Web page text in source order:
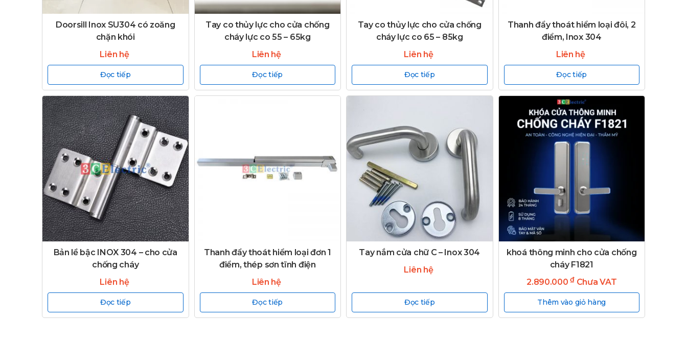
Doorsill Inox SU304 có zoăng
chặn khói
Liên hệ
Đọc tiếp
Tay co thủy lực cho cửa chống
cháy lực co 55 – 65kg
Liên hệ
Đọc tiếp
Tay co thủy lực cho cửa chống
cháy lực co 65 – 85kg
Liên hệ
Đọc tiếp
Thanh đẩy thoát hiểm loại đôi, 2
điểm, Inox 304
Liên hệ
Đọc tiếp
Bản lề bậc INOX 304 – cho cửa
chống cháy
Liên hệ
Đọc tiếp
Thanh đẩy thoát hiểm loại đơn 1
điểm, thép sơn tĩnh điện
Liên hệ
Đọc tiếp
Tay nắm cửa chữ C – Inox 304
Liên hệ
Đọc tiếp
khoá thông minh cho cửa chống
cháy F1821
2.890.000₫ Chưa VAT
Thêm vào giỏ hàng